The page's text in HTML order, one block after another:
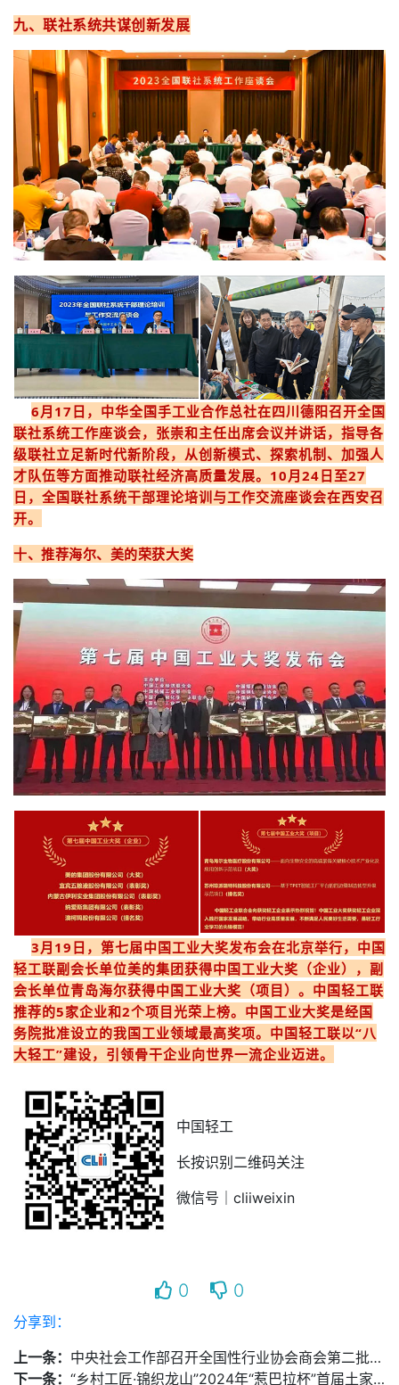
九、联社系统共谋创新发展
6月17日，中华全国手工业合作总社在四川德阳召开全国
联社系统工作座谈会，张崇和主任出席会议并讲话，指导各
级联社立足新时代新阶段，从创新模式、探索机制、加强人
才队伍等方面推动联社经济高质量发展。10月24日至27
日，全国联社系统干部理论培训与工作交流座谈会在西安召
开。
十、推荐海尔、美的荣获大奖
3月19日，第七届中国工业大奖发布会在北京举行，中国
轻工联副会长单位美的集团获得中国工业大奖（企业），副
会长单位青岛海尔获得中国工业大奖（项目）。中国轻工联
推荐的5家企业和2个项目光荣上榜。中国工业大奖是经国
务院批准设立的我国工业领域最高奖项。中国轻工联以“八
大轻工”建设，引领骨干企业向世界一流企业迈进。
中国轻工
长按识别二维码关注
微信号｜cliiweixin
0 0
分享到：
上一条： 中央社会工作部召开全国性行业协会商会第二批学习贯彻习近平新时代中国特色社会主义思想主题教育总结会
下一条： “乡村工匠·锦织龙山”2024年“惹巴拉杯”首届土家织锦文创产品设计、技艺大赛